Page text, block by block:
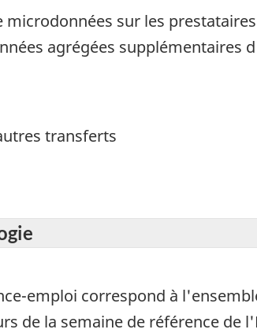
microdonnées sur les
agrégées
transferts
emploi correspond à
de la semaine de référence de